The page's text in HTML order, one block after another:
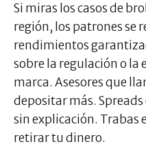
Si miras los casos de
región, los patrones se
rendimientos
sobre la regulación o la
marca. Asesores que
depositar más.
sin explicación. Trabas
retirar tu dinero.